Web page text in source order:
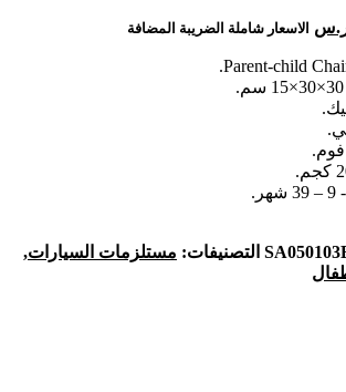
الاسعار شاملة الضريبة المضافة
فوم.
التصنيفات: مستلزمات السيارات,